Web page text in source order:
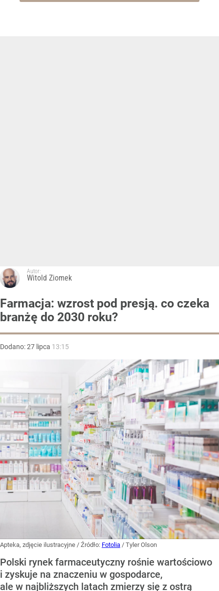
Autor:
Witold Ziomek
Farmacja: wzrost pod presją. co czeka
branżę do 2030 roku?
Dodano:27 lipca 13:15
Apteka, zdjęcie ilustracyjne / Źródło: Fotolia / Tyler Olson
Polski rynek farmaceutyczny rośnie wartościowo
i zyskuje na znaczeniu w gospodarce,
ale w najbliższych latach zmierzy się z ostrą